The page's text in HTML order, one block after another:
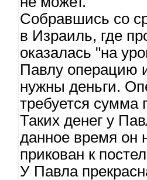
Собравшись со
в Израиль, где
оказалась "на
Павлу операцию
нужны деньги.
требуется сумма
Таких денег у
данное время он
прикован к
У Павла